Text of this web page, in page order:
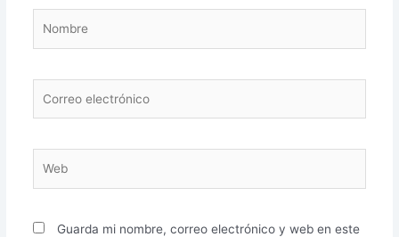
electrónico
Guarda mi nombre, correo electrónico y web en este